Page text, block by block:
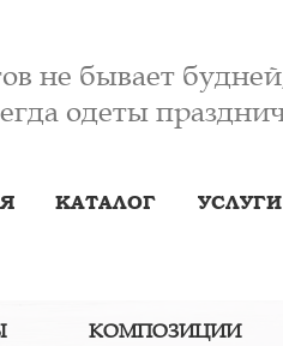
не бывает
одеты
КАТАЛОГ УСЛУГИ
КОМПОЗИЦИИ